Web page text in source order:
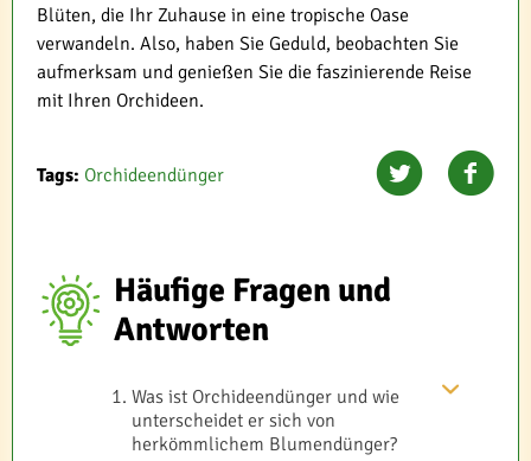
Blüten, die Ihr Zuhause in eine tropische Oase
verwandeln. Also, haben Sie Geduld, beobachten Sie
aufmerksam und genießen Sie die faszinierende Reise
mit Ihren Orchideen.
Tags: Orchideendünger
Häufige Fragen und
Antworten
Was ist Orchideendünger und wie
unterscheidet er sich von
herkömmlichem Blumendünger?